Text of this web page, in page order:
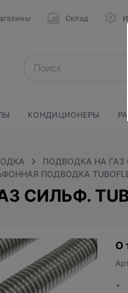
Склад
КОНДИЦИОНЕРЫ
ПОДВОДКА НА ГАЗ
ПОДВОДКА
СИЛЬФ.
О